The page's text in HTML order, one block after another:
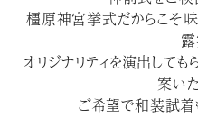
橿原神宮挙式だからこそ
オリジナリティを演出して
案い
ご希望で和装試着